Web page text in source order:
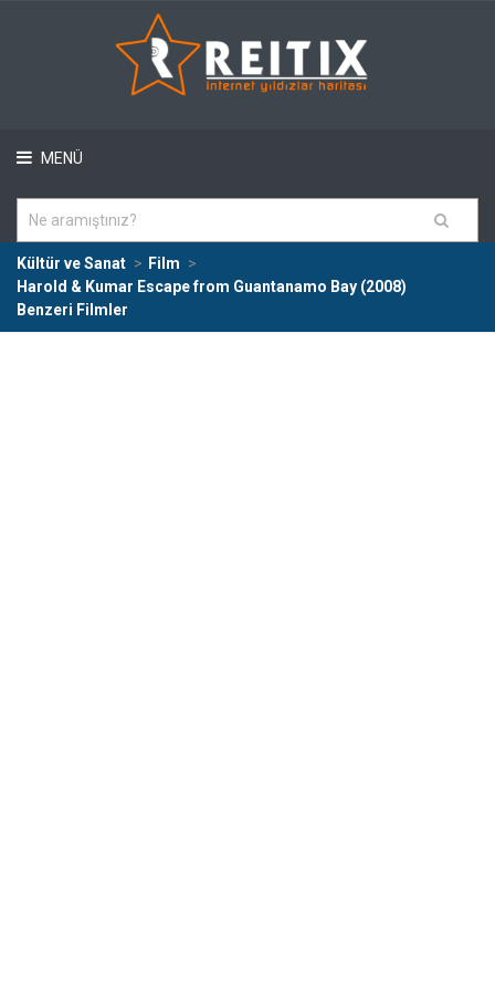
MENÜ
Kültür ve Sanat
Film
Harold & Kumar Escape from Guantanamo Bay (2008)
Benzeri Filmler